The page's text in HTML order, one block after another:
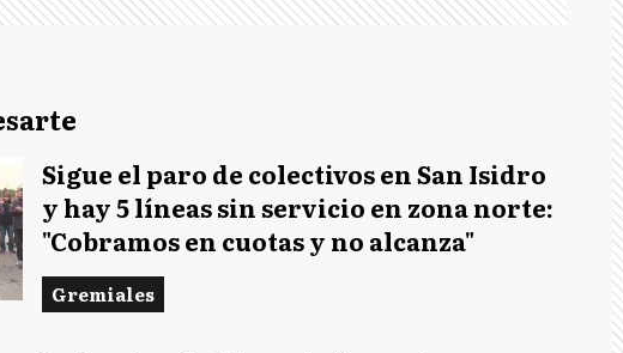
Sigue el paro de colectivos en San Isidro
y hay 5 líneas sin servicio en zona norte:
"Cobramos en cuotas y no alcanza"
Gremiales